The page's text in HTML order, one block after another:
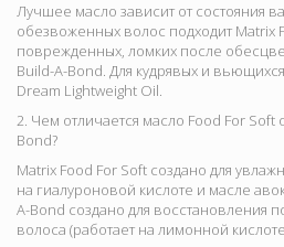
Лучшее масло зависит от состояния
обезвоженных волос подходит Matrix
поврежденных, ломких после
Build-A-Bond. Для кудрявых и
Dream Lightweight Oil.
2. Чем отличается масло Food For Soft
Bond?
Matrix Food For Soft создано для
на гиалуроновой кислоте и масле
A-Bond создано для восстановления
волоса (работает на лимонной